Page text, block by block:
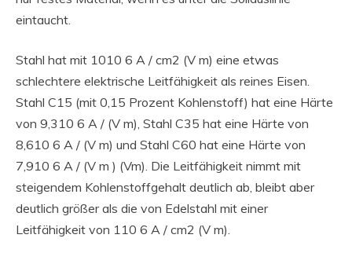
eintaucht.
Stahl hat mit 1010 6 A / cm2 (V m) eine etwas
schlechtere elektrische Leitfähigkeit als reines Eisen.
Stahl C15 (mit 0,15 Prozent Kohlenstoff) hat eine Härte
von 9,310 6 A / (V m), Stahl C35 hat eine Härte von
8,610 6 A / (V m) und Stahl C60 hat eine Härte von
7,910 6 A / (V m ) (Vm). Die Leitfähigkeit nimmt mit
steigendem Kohlenstoffgehalt deutlich ab, bleibt aber
deutlich größer als die von Edelstahl mit einer
Leitfähigkeit von 110 6 A / cm2 (V m).